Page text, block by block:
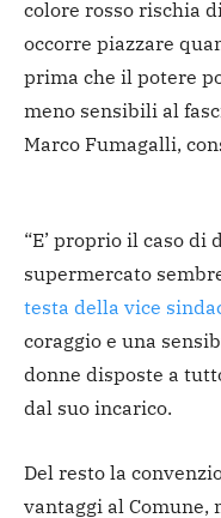
colore rosso rischia
occorre piazzare
prima che il potere
meno sensibili al
Marco Fumagalli,
“E’ proprio il caso di
supermercato
testa della vice
coraggio e una
donne disposte a
dal suo incarico.
Del resto la
vantaggi al Comune,